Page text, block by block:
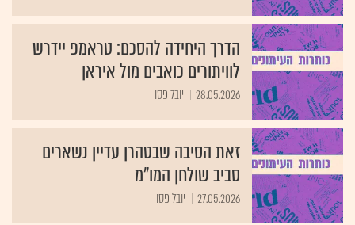
הדרך היחידה להסכם: טראמפ יידרש
לוויתורים כואבים מול איראן
28.05.2026 יובל פסו
זאת הסיבה שבטהרן עדיין נשארים
סביב שולחן המו"מ
27.05.2026 יובל פסו